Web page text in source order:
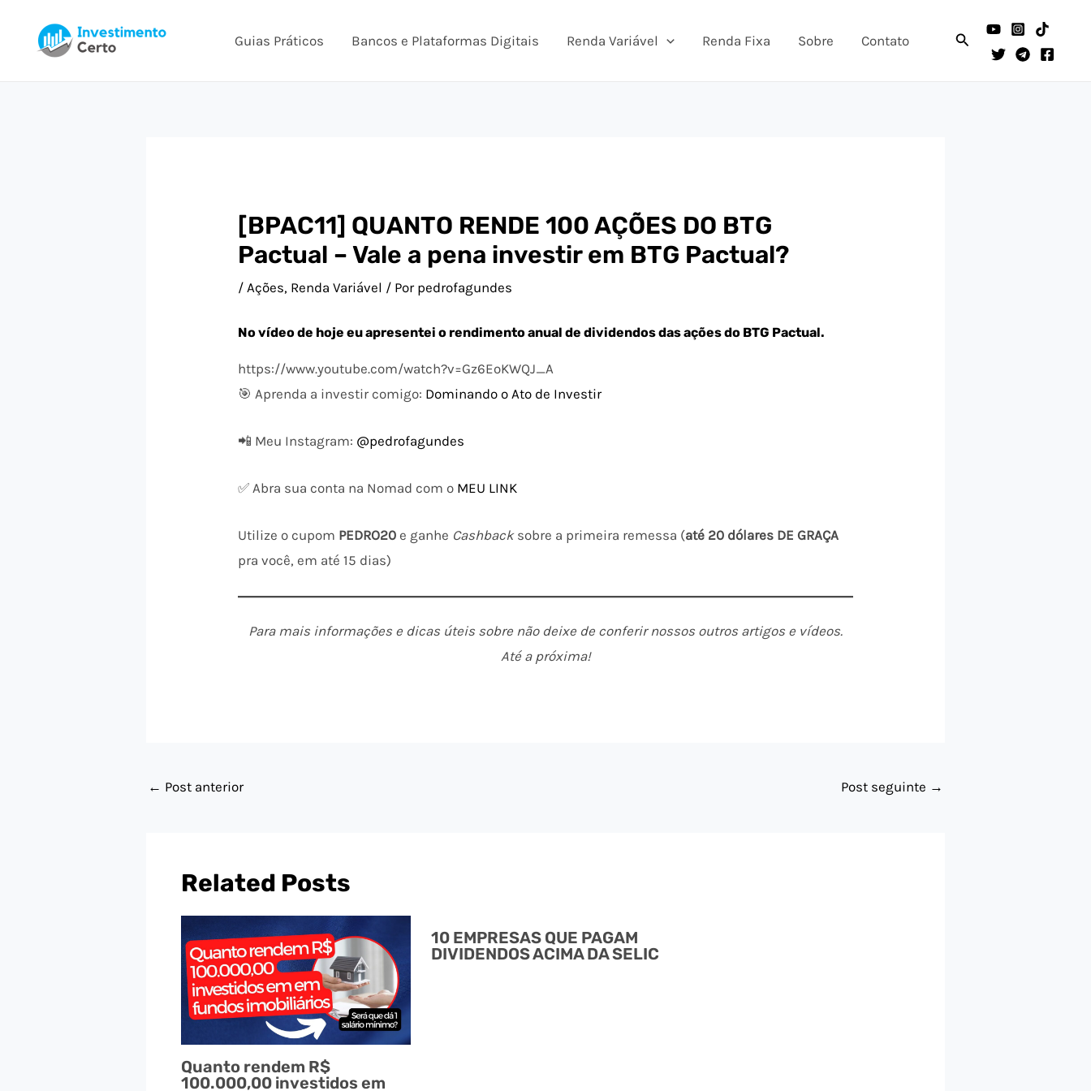
Guias Práticos Bancos e Plataformas Digitais Renda Variável Renda Fixa Sobre Contato Pesquisar
[BPAC11] QUANTO RENDE 100 AÇÕES DO BTG
Pactual – Vale a pena investir em BTG Pactual?
/ Ações, Renda Variável / Por pedrofagundes
No vídeo de hoje eu apresentei o rendimento anual de dividendos das ações do BTG Pactual.
https://www.youtube.com/watch?v=Gz6EoKWQJ_A
🎯 Aprenda a investir comigo: Dominando o Ato de Investir
📲 Meu Instagram: @pedrofagundes
✅ Abra sua conta na Nomad com o MEU LINK
Utilize o cupom PEDRO20 e ganhe Cashbacksobre a primeira remessa (até 20 dólares DE GRAÇA
pra você, em até 15 dias)
Para mais informações e dicas úteis sobre não deixe de conferir nossos outros artigos e vídeos.
Até a próxima!
navigation
← Post anterior Post seguinte →
Related Posts
Quanto rendem R$
100.000,00 investidos em
10 EMPRESAS QUE PAGAM
DIVIDENDOS ACIMA DA SELIC